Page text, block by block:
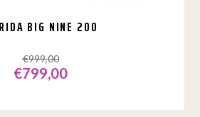
BIG NINE 200
€999,00
€799,00